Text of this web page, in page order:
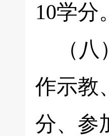
10学分。
（八
作示教
分、参